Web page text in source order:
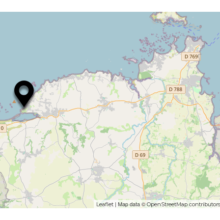
Leaflet | Map data ©OpenStreetMap